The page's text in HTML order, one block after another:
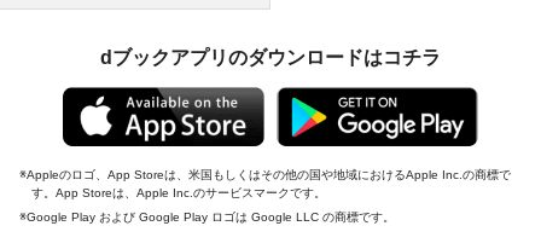
dブックアプリのダウンロードはコチラ
Appleのロゴ、App Storeは、米国もしくはその他の国や地域におけるApple Inc.の商標で
す。App Storeは、Apple Inc.のサービスマークです。
Google Play および Google Play ロゴは Google LLC の商標です。